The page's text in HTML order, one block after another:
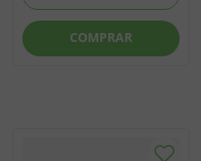
COMPRAR